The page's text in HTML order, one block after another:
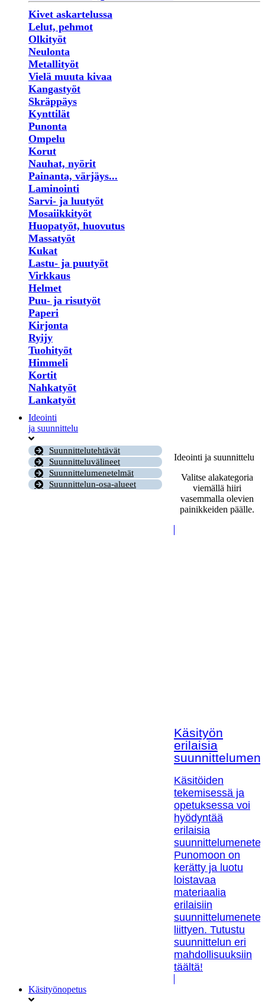
Kivet askartelussa
Lelut, pehmot
Olkityöt
Neulonta
Metallityöt
Vielä muuta kivaa
Kangastyöt
Skräppäys
Kynttilät
Punonta
Ompelu
Korut
Nauhat, nyörit
Painanta, värjäys...
Laminointi
Sarvi- ja luutyöt
Mosaiikkityöt
Huopatyöt, huovutus
Massatyöt
Kukat
Lastu- ja puutyöt
Virkkaus
Helmet
Puu- ja risutyöt
Paperi
Kirjonta
Ryijy
Tuohityöt
Himmeli
Kortit
Nahkatyöt
Lankatyöt
Ideointi
ja suunnittelu
Suunnittelutehtävät
Suunnitteluvälineet
Suunnittelumenetelmät
Suunnittelun-osa-alueet
Ideointi ja suunnittelu
Valitse alakategoria
viemällä hiiri
vasemmalla olevien
painikkeiden päälle.
Käsityön
erilaisia
Käsitöiden
tekemisessä ja
opetuksessa voi
hyödyntää
erilaisia
Punomoon on
kerätty ja luotu
loistavaa
materiaalia
erilaisiin
liittyen. Tutustu
suunnittelun eri
mahdollisuuksiin
täältä!
Käsityönopetus